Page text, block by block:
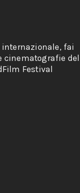
fai
cinematografie del
Festival